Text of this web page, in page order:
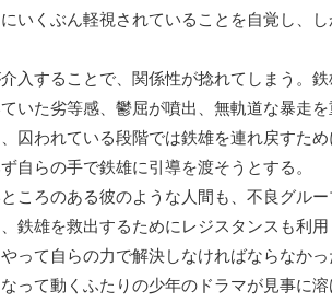
いくぶん軽視されていることを自覚し、
入することで、関係性が捻れてしまう。
いた劣等感、鬱屈が噴出、無軌道な暴走
囚われている段階では鉄雄を連れ戻すた
自らの手で鉄雄に引導を渡そうとする。
ころのある彼のような人間も、不良グル
鉄雄を救出するためにレジスタンスも利
って自らの力で解決しなければならなか
って動くふたりの少年のドラマが見事に